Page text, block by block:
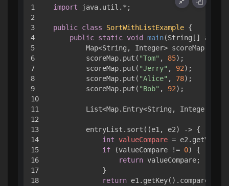
1
2
3
4
5
6
7
8
9
10
11
12
13
14
15
16
17
18
import java.util.*;
public class SortWithListExample {
public static void main(String[] args)
        Map<String, Integer> scoreMap =
        scoreMap.put(
"Tom" , 85);
        scoreMap.put(
"Jerry" , 92);
        scoreMap.put(
"Alice" , 78);
        scoreMap.put(
"Bob" , 92);
List<Map.Entry<String, Integer>>
        entryList.sort((e1, e2) -> {
int valueCompare =
if (valueCompare != 0) {
return valueCompare;
            }
return